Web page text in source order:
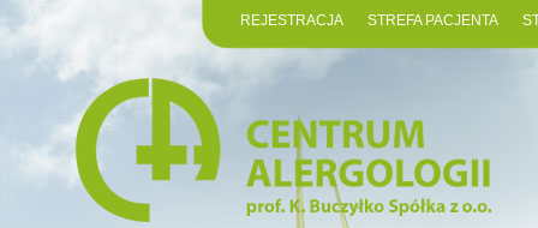
REJESTRACJA STREFA PACJENTA